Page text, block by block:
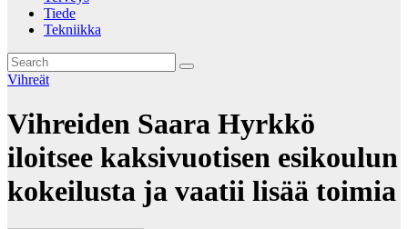
Tiede
Tekniikka
Vihreät
Vihreiden Saara Hyrkkö
iloitsee kaksivuotisen esikoulun
kokeilusta ja vaatii lisää toimia